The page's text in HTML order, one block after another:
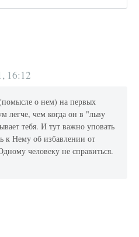
16:12
о нем) на первых
легче, чем когда он в "льву
тебя. И тут важно уповать
к Нему об избавлении от
человеку не справиться.